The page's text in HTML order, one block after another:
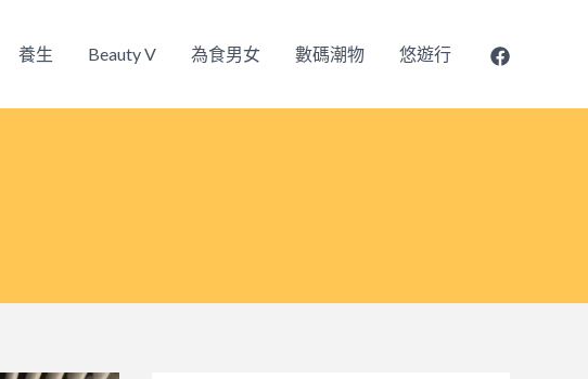
養生 Beauty V 為食男女 數碼潮物 悠遊行